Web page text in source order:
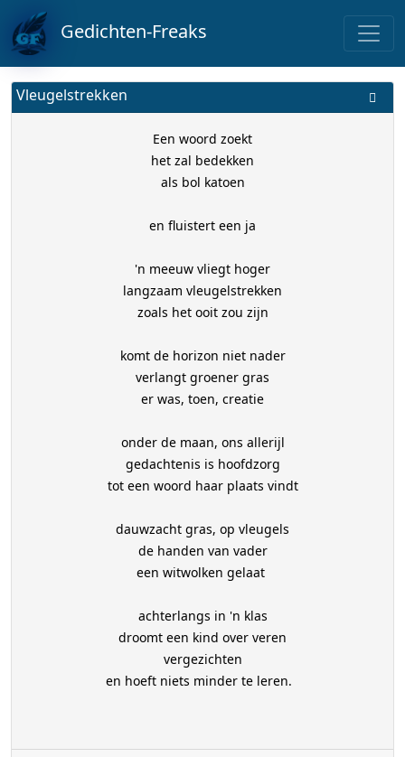
Gedichten-Freaks
Vleugelstrekken
Een woord zoekt
het zal bedekken
als bol katoen
en fluistert een ja
'n meeuw vliegt hoger
langzaam vleugelstrekken
zoals het ooit zou zijn
komt de horizon niet nader
verlangt groener gras
er was, toen, creatie
onder de maan, ons allerijl
gedachtenis is hoofdzorg
tot een woord haar plaats vindt
dauwzacht gras, op vleugels
de handen van vader
een witwolken gelaat
achterlangs in 'n klas
droomt een kind over veren
vergezichten
en hoeft niets minder te leren.